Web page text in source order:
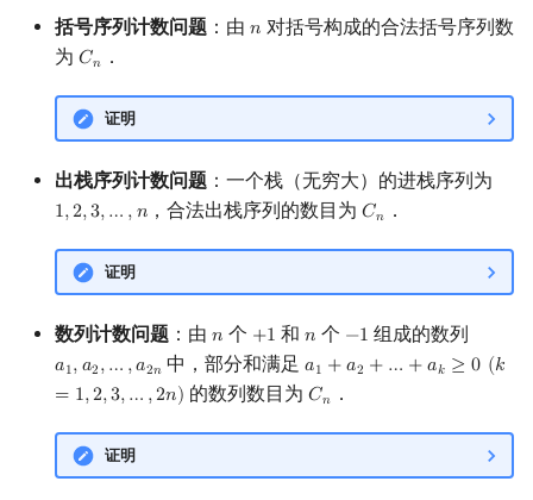
洲阁筛
类欧几里德算法
连分数
Stern–Brocot 树与 Farey 序列
二次域
Pell 方程
LGV 引理
最大团搜索算法
图上随机游走
括号序列计数问题 ：由 𝑛
n 对括号构成的合法括号序列数
为 𝐶𝑛
Cn ．
证明
出栈序列计数问题 ：一个栈（无穷大）的进栈序列为
1,2,3,… ,𝑛
1,2,3,…,n ，合法出栈序列的数目为𝐶𝑛
Cn ．
证明
数列计数问题 ：由 𝑛
n 个 +1
+1 和𝑛
n 个 −1
−1 组成的数列
𝑎1,𝑎2,… ,𝑎2𝑛
a1, a2,…,a2n 中，部分和满足𝑎1 +𝑎2 + … +𝑎𝑘 ≥ 0 (𝑘
= 1,2,3,… ,2𝑛)
a1 +a 2+…+ ak ≥0 (k=1, 2, 3,…
的数列数目为𝐶𝑛
Cn ．
证明